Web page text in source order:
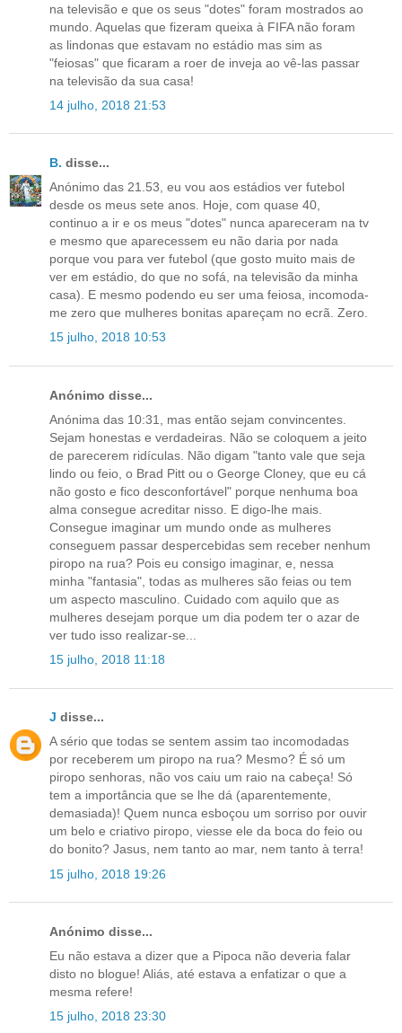
na televisão e que os seus "dotes" foram mostrados ao
mundo. Aquelas que fizeram queixa à FIFA não foram
as lindonas que estavam no estádio mas sim as
"feiosas" que ficaram a roer de inveja ao vê-las passar
na televisão da sua casa!
14 julho, 2018 21:53
B. disse...
Anónimo das 21.53, eu vou aos estádios ver futebol
desde os meus sete anos. Hoje, com quase 40,
continuo a ir e os meus "dotes" nunca apareceram na tv
e mesmo que aparecessem eu não daria por nada
porque vou para ver futebol (que gosto muito mais de
ver em estádio, do que no sofá, na televisão da minha
casa). E mesmo podendo eu ser uma feiosa, incomoda-
me zero que mulheres bonitas apareçam no ecrã. Zero.
15 julho, 2018 10:53
Anónimo disse...
Anónima das 10:31, mas então sejam convincentes.
Sejam honestas e verdadeiras. Não se coloquem a jeito
de parecerem ridículas. Não digam "tanto vale que seja
lindo ou feio, o Brad Pitt ou o George Cloney, que eu cá
não gosto e fico desconfortável" porque nenhuma boa
alma consegue acreditar nisso. E digo-lhe mais.
Consegue imaginar um mundo onde as mulheres
conseguem passar despercebidas sem receber nenhum
piropo na rua? Pois eu consigo imaginar, e, nessa
minha "fantasia", todas as mulheres são feias ou tem
um aspecto masculino. Cuidado com aquilo que as
mulheres desejam porque um dia podem ter o azar de
ver tudo isso realizar-se...
15 julho, 2018 11:18
J disse...
A sério que todas se sentem assim tao incomodadas
por receberem um piropo na rua? Mesmo? É só um
piropo senhoras, não vos caiu um raio na cabeça! Só
tem a importância que se lhe dá (aparentemente,
demasiada)! Quem nunca esboçou um sorriso por ouvir
um belo e criativo piropo, viesse ele da boca do feio ou
do bonito? Jasus, nem tanto ao mar, nem tanto à terra!
15 julho, 2018 19:26
Anónimo disse...
Eu não estava a dizer que a Pipoca não deveria falar
disto no blogue! Aliás, até estava a enfatizar o que a
mesma refere!
15 julho, 2018 23:30